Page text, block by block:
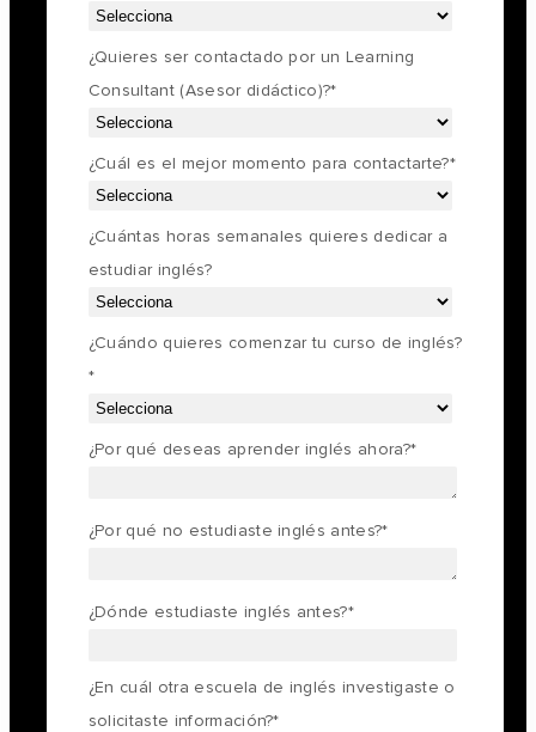
¿Quieres ser contactado por un Learning
Consultant (Asesor didáctico)?*
¿Cuál es el mejor momento para contactarte?*
¿Cuántas horas semanales quieres dedicar a
estudiar inglés?
¿Cuándo quieres comenzar tu curso de inglés?
*
¿Por qué deseas aprender inglés ahora?*
¿Por qué no estudiaste inglés antes?*
¿Dónde estudiaste inglés antes?*
¿En cuál otra escuela de inglés investigaste o
solicitaste información?*